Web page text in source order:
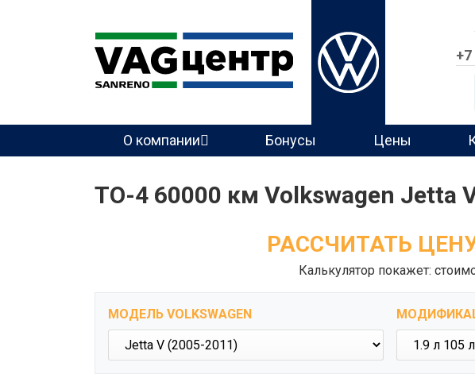
Основная
навигация
О компании Бонусы Цены
ТО-4 60000 км Volkswagen Jetta
РАССЧИТАТЬ
Калькулятор покажет:
МОДЕЛЬ VOLKSWAGEN